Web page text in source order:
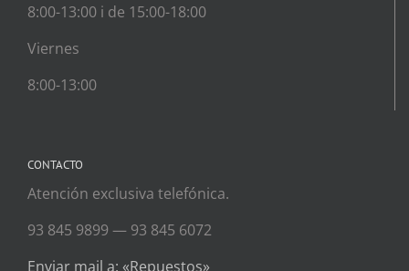
8:00-13:00 i de 15:00-18:00
Viernes
8:00-13:00
CONTACTO
Atención exclusiva telefónica.
93 845 9899 — 93 845 6072
Enviar mail a: «Repuestos»